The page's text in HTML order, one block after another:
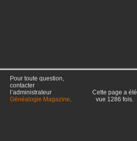
Pour toute question,
contacter
l’administrateur
Généalogie Magazine.
Cette page a été
vue 1286 fois.